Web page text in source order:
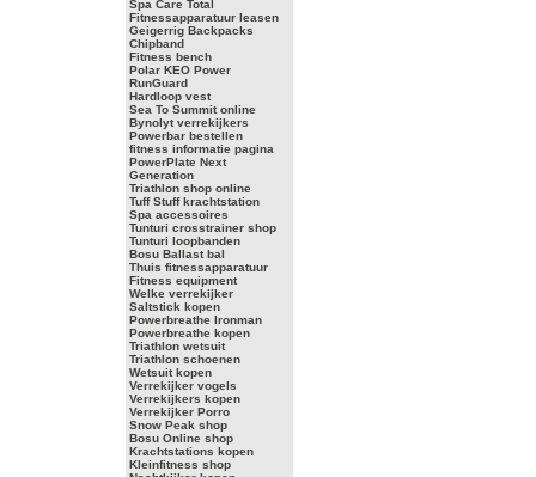
Spa Care Total
Fitnessapparatuur leasen
Geigerrig Backpacks
Chipband
Fitness bench
Polar KEO Power
RunGuard
Hardloop vest
Sea To Summit online
Bynolyt verrekijkers
Powerbar bestellen
fitness informatie pagina
PowerPlate Next
Generation
Triathlon shop online
Tuff Stuff krachtstation
Spa accessoires
Tunturi crosstrainer shop
Tunturi loopbanden
Bosu Ballast bal
Thuis fitnessapparatuur
Fitness equipment
Welke verrekijker
Saltstick kopen
Powerbreathe Ironman
Powerbreathe kopen
Triathlon wetsuit
Triathlon schoenen
Wetsuit kopen
Verrekijker vogels
Verrekijkers kopen
Verrekijker Porro
Snow Peak shop
Bosu Online shop
Krachtstations kopen
Kleinfitness shop